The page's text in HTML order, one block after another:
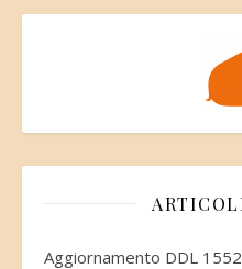
Aggiornamento DDL 1552